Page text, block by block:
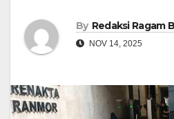
By Redaksi Ragam
NOV 14, 2025